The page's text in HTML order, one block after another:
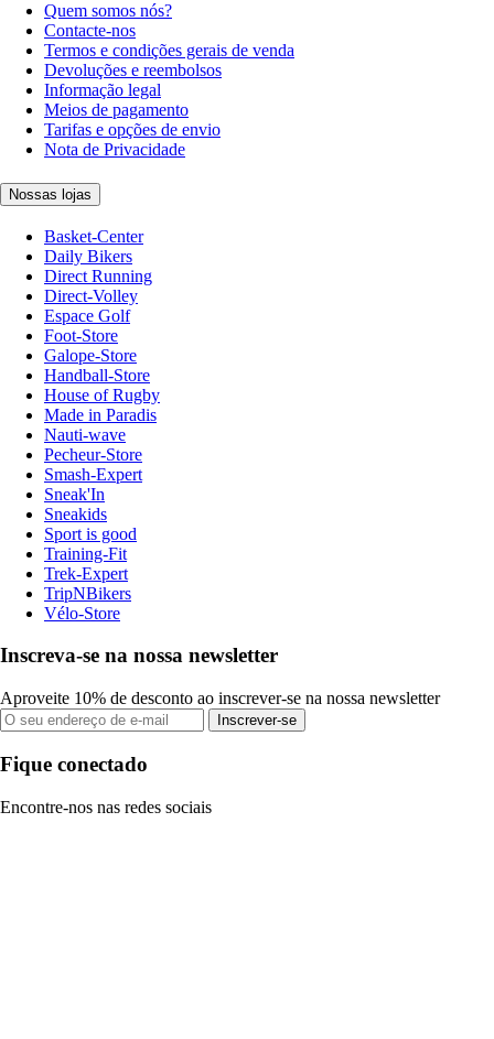
Quem somos nós?
Contacte-nos
Termos e condições gerais de venda
Devoluções e reembolsos
Informação legal
Meios de pagamento
Tarifas e opções de envio
Nota de Privacidade
Nossas lojas
Basket-Center
Daily Bikers
Direct Running
Direct-Volley
Espace Golf
Foot-Store
Galope-Store
Handball-Store
House of Rugby
Made in Paradis
Nauti-wave
Pecheur-Store
Smash-Expert
Sneak'In
Sneakids
Sport is good
Training-Fit
Trek-Expert
TripNBikers
Vélo-Store
Inscreva-se na nossa newsletter
Aproveite 10% de desconto ao inscrever-se na nossa newsletter
Inscrever-se
Fique conectado
Encontre-nos nas redes sociais